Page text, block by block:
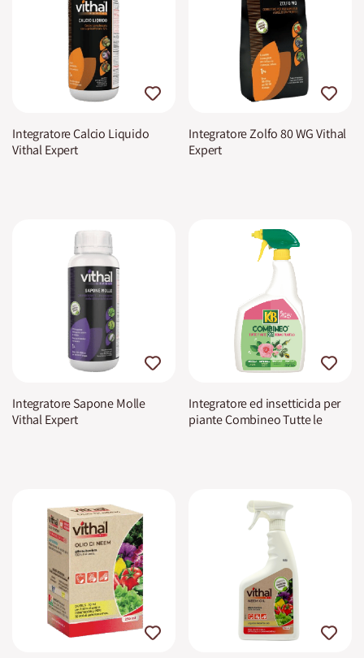
Integratore Calcio Liquido
Vithal Expert
Integratore Zolfo 80 WG Vithal
Expert
Integratore Sapone Molle
Vithal Expert
Integratore ed insetticida per
piante Combineo Tutte le